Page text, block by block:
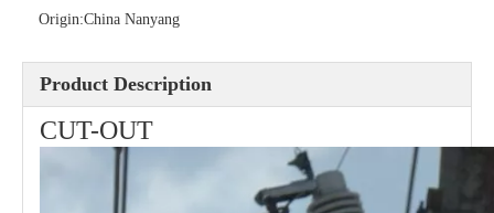
Polymer Fuse Cutout, Drop out Fuses 21 Kv 100A
Origin:China Nanyang
Product Description
CUT-OUT